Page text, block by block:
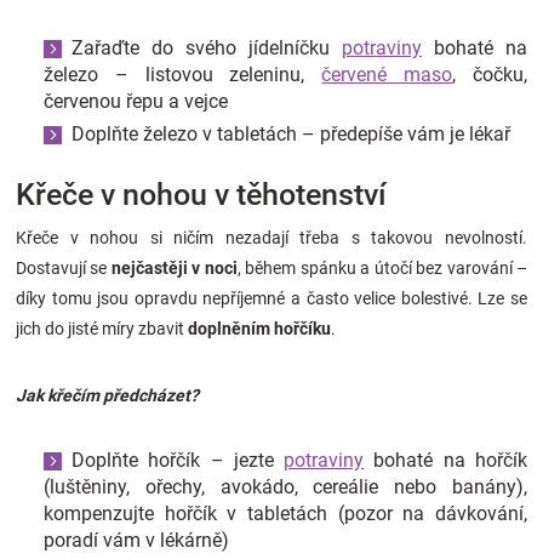
Zařaďte do svého jídelníčku potraviny bohaté na
železo – listovou zeleninu,červené maso, čočku,
červenou řepu a vejce
Doplňte železo v tabletách – předepíše vám je lékař
Křeče v nohou v těhotenství
Křeče v nohou si ničím nezadají třeba s takovou nevolností.
Dostavují se nejčastěji v noci, během spánku a útočí bez varování –
díky tomu jsou opravdu nepříjemné a často velice bolestivé. Lze se
jich do jisté míry zbavit doplněním hořčíku.
Jak křečím předcházet?
Doplňte hořčík – jezte potraviny bohaté na hořčík
(luštěniny, ořechy, avokádo, cereálie nebo banány),
kompenzujte hořčík v tabletách (pozor na dávkování,
poradí vám v lékárně)